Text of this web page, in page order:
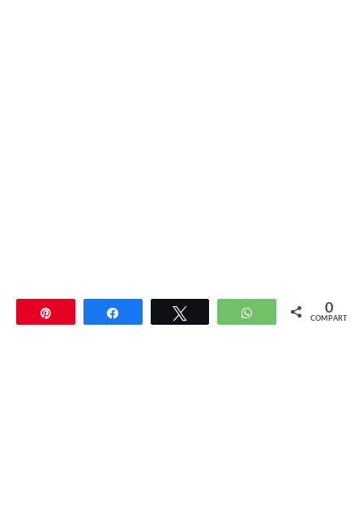
Compartir WhatsApp 0
COMPARTIR